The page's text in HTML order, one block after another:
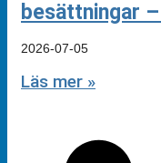
besättningar
2026-07-05
Läs mer »